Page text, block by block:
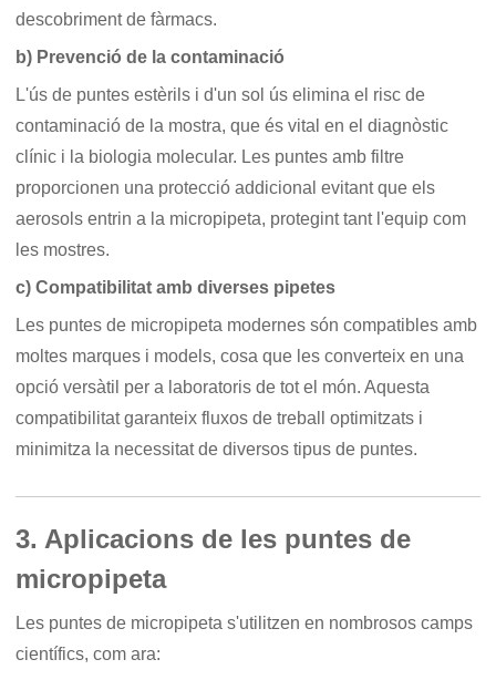
descobriment de fàrmacs.
b) Prevenció de la contaminació
L'ús de puntes estèrils i d'un sol ús elimina el risc de
contaminació de la mostra, que és vital en el diagnòstic
clínic i la biologia molecular. Les puntes amb filtre
proporcionen una protecció addicional evitant que els
aerosols entrin a la micropipeta, protegint tant l'equip com
les mostres.
c) Compatibilitat amb diverses pipetes
Les puntes de micropipeta modernes són compatibles amb
moltes marques i models, cosa que les converteix en una
opció versàtil per a laboratoris de tot el món. Aquesta
compatibilitat garanteix fluxos de treball optimitzats i
minimitza la necessitat de diversos tipus de puntes.
3. Aplicacions de les puntes de
micropipeta
Les puntes de micropipeta s'utilitzen en nombrosos camps
científics, com ara: